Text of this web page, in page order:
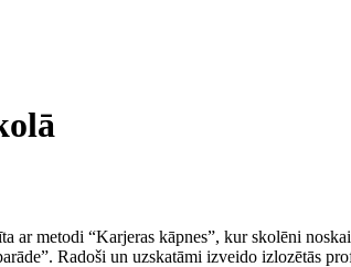
ar metodi “Karjeras kāpnes”, kur skolēni
Radoši un uzskatāmi izveido izlozētās